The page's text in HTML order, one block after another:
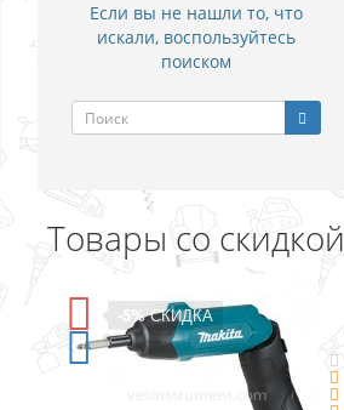
Если вы не нашли то, что
искали, воспользуйтесь
поиском
Товары со скидкой
-5%СКИДКА